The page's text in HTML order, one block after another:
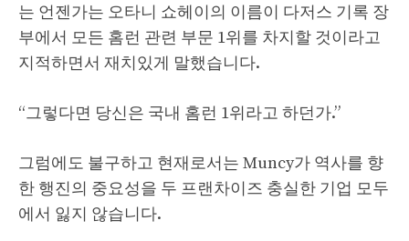
는 언젠가는 오타니 쇼헤이의 이름이 다저스 기록 장
부에서 모든 홈런 관련 부문 1위를 차지할 것이라고
지적하면서 재치있게 말했습니다.
“그렇다면 당신은 국내 홈런 1위라고 하던가.”
그럼에도 불구하고 현재로서는 Muncy가 역사를 향
한 행진의 중요성을 두 프랜차이즈 충실한 기업 모두
에서 잃지 않습니다.